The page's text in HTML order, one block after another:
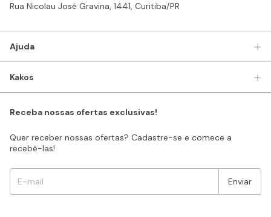
Rua Nicolau José Gravina, 1441, Curitiba/PR
Ajuda
Kakos
Receba nossas ofertas exclusivas!
Quer receber nossas ofertas? Cadastre-se e comece a
recebê-las!